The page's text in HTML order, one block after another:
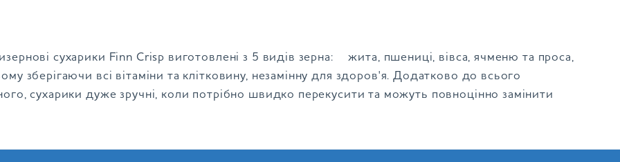
сухарики Finn Crisp виготовлені з 5 видів зерна: жита, пшениці, вівса, ячменю та проса,
зберігаючи всі вітаміни та клітковину, незамінну для здоров'я. Додатково до всього
сухарики дуже зручні, коли потрібно швидко перекусити та можуть повноцінно замінити